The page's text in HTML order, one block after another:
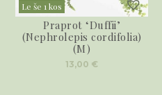
Le še 1 kos
Praprot ‘Duffii’
(Nephrolepis cordifolia)
(M)
13,00 €